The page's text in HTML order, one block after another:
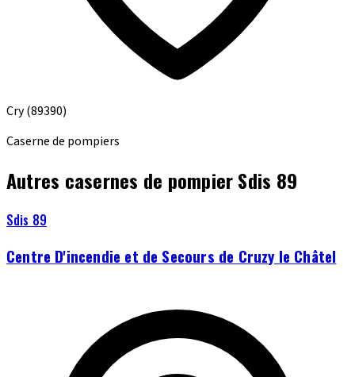
Cry(89390)
Caserne de pompiers
Autres casernes de pompier Sdis 89
Sdis 89
Centre D'incendie et de Secours de Cruzy le Châtel